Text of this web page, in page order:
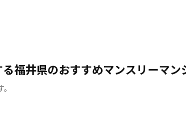
福井県のおすすめマンスリーマン